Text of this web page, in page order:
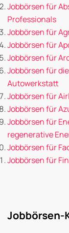
Jobbörsen für
Professionals
Jobbörsen für
Jobbörsen für
Jobbörsen für
Jobbörsen für
Autowerkstatt
Jobbörsen für
Jobbörsen für
Jobbörsen für
regenerative
Jobbörsen für
Jobbörsen für
Jobbörsen-